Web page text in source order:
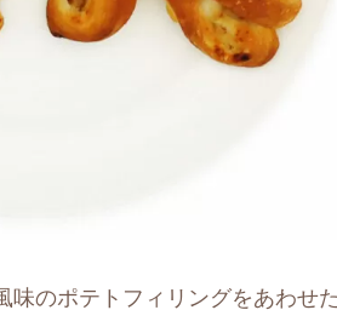
のポテトフィリングをあわせ